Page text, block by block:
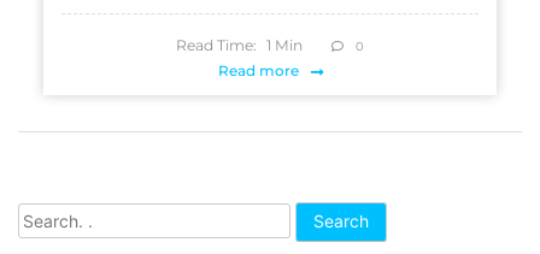
Search
Read Time: 1 Min 0
Read more